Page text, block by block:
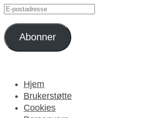
E-
Abonner
Hjem
Brukerstøtte
Cookies